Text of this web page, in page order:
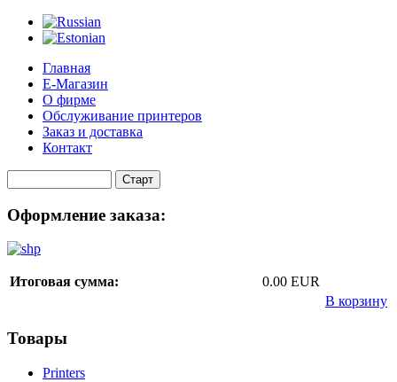
Главная
Е-Магазин
О фирме
Обслуживание принтеров
Заказ и доставка
Контакт
Оформление заказа:
Итоговая сумма:
0.00 EUR
В корзину
Товары
Printers